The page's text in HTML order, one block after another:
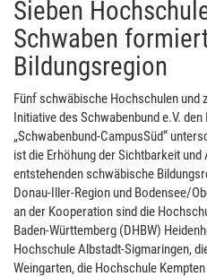
Sieben
Schwaben
Bildungsregion
Fünf schwäbische Hochschulen und
Initiative des Schwabenbund e.V.
„Schwabenbund-CampusSüd“
ist die Erhöhung der Sichtbarkeit
entstehenden schwäbische
Donau-Iller-Region und Bodensee/
an der Kooperation sind die
Baden-Württemberg (DHBW)
Hochschule Albstadt-Sigmaringen,
Weingarten, die Hochschule